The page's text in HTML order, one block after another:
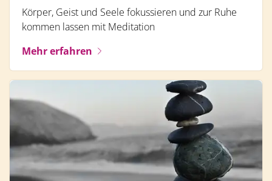
Körper, Geist und Seele fokussieren und zur Ruhe
kommen lassen mit Meditation
Mehr erfahren